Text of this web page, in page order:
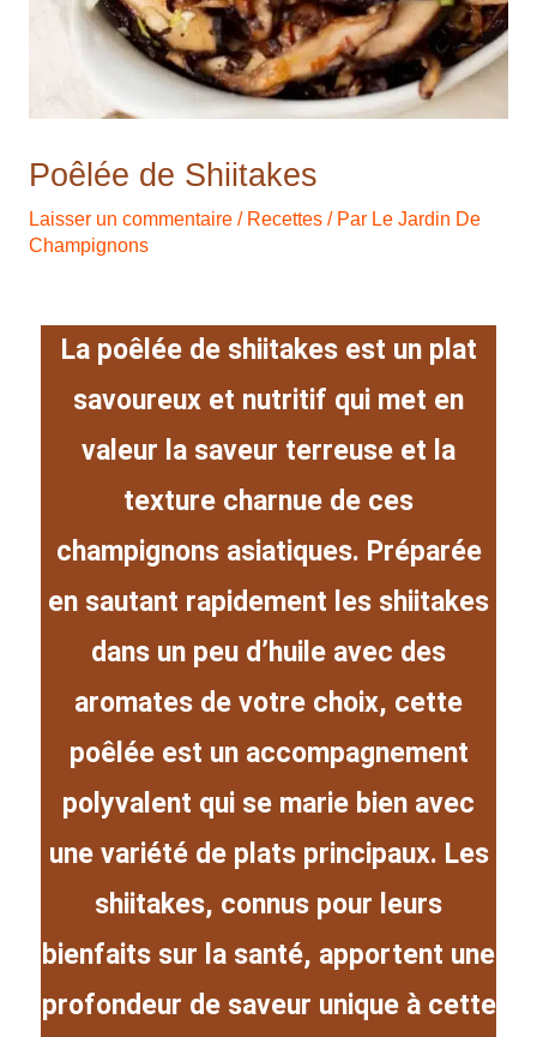
Poêlée de Shiitakes
Laisser un commentaire / Recettes/ Par Le Jardin De
Champignons
La poêlée de shiitakes est un plat
savoureux et nutritif qui met en
valeur la saveur terreuse et la
texture charnue de ces
champignons asiatiques. Préparée
en sautant rapidement les shiitakes
dans un peu d’huile avec des
aromates de votre choix, cette
poêlée est un accompagnement
polyvalent qui se marie bien avec
une variété de plats principaux. Les
shiitakes, connus pour leurs
bienfaits sur la santé, apportent une
profondeur de saveur unique à cette